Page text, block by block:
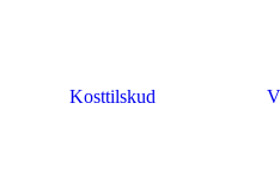
Kosttilskud